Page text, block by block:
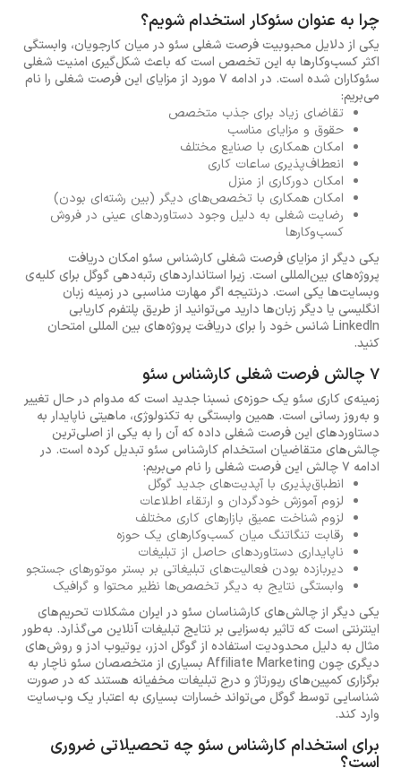
چرا به عنوان سئوکار استخدام شویم؟
یکی از دلایل محبوبیت فرصت شغلی سئو در میان کارجویان، وابستگی
اکثر کسب‌وکارها به این تخصص است که باعث شکل‌گیری امنیت شغلی
سئوکاران شده است. در ادامه 7 مورد از مزایای این فرصت شغلی را نام
می‌بریم:
تقاضای زیاد برای جذب متخصص
حقوق و مزایای مناسب
امکان همکاری با صنایع مختلف
انعطاف‌پذیری ساعات کاری
امکان دورکاری از منزل
امکان همکاری با تخصص‌های دیگر (بین رشته‌ای بودن)
رضایت شغلی به دلیل وجود دستاوردهای عینی در فروش
کسب‌وکارها
یکی دیگر از مزایای فرصت شغلی کارشناس سئو امکان دریافت
پروژه‌های بین‌المللی است. زیرا استانداردهای رتبه‌دهی گوگل برای کلیه‌ی
وبسایت‌ها یکی است. درنتیجه اگر مهارت مناسبی در زمینه زبان‌
انگلیسی یا دیگر زبان‌ها دارید می‌توانید از طریق پلتفرم‌ کاریابی
LinkedIn شانس خود را برای دریافت پروژه‌های بین المللی امتحان
کنید.
7 چالش فرصت شغلی کارشناس سئو
زمینه‌ی کاری سئو یک حوزه‌ی نسبنا جدید است که مدوام در حال تغییر
و به‌روز رسانی است. همین وابستگی به تکنولوژی، ماهیتی ناپایدار به
دستاوردهای این فرصت شغلی داده که آن را به یکی از اصلی‌ترین
چالش‌های متقاضیان استخدام کارشناس سئو تبدیل کرده است. در
ادامه 7 چالش این فرصت شغلی را نام می‌بریم:
انطباق‌پذیری با آپدیت‌های جدید گوگل
لزوم آموزش خودگردان و ارتقاء اطلاعات
لزوم شناخت عمیق بازارهای کاری مختلف
رقابت تنگاتنگ میان کسب‌وکارهای یک حوزه
ناپایداری دستاوردهای حاصل از تبلیغات
دیربازده بودن فعالیت‌های تبلیغاتی بر بستر موتورهای جستجو
وابستگی نتایج به دیگر تخصص‌ها نظیر محتوا و گرافیک
یکی دیگر از چالش‌های کارشناسان سئو در ایران مشکلات تحریم‌های
اینترنتی است که تاثیر به‌سزایی بر نتایج تبلیغات آنلاین می‌گذارد. به‌طور
مثال به دلیل محدودیت استفاده از گوگل ادزر، یوتیوب ادز و روش‌های
دیگری چون Affiliate Marketing بسیاری از متخصصان سئو ناچار به
برگزاری کمپین‌های رپورتاژ و درج تبلیغات مخفیانه هستند که در صورت
شناسایی توسط گوگل می‌تواند خسارات بسیاری به اعتبار یک وب‌سایت‌
وارد کند.
برای استخدام کارشناس سئو چه تحصیلاتی ضروری
است؟